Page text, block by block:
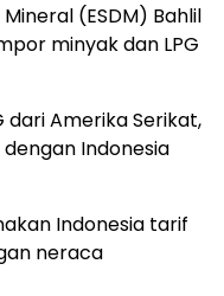
(ESDM) Bahlil
minyak dan LPG
dari Amerika Serikat,
Indonesia
Indonesia tarif
neraca